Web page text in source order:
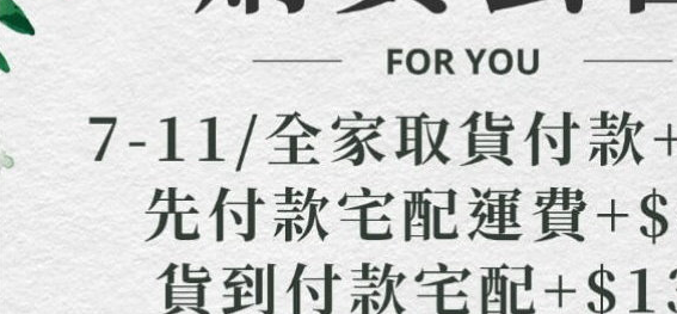
４．使用「AFTEE先享後付」時
即時審查核予不同之上限額度；
結果請求用戶進行身份認證。
５．嚴禁一人註冊多個帳號或使
動。